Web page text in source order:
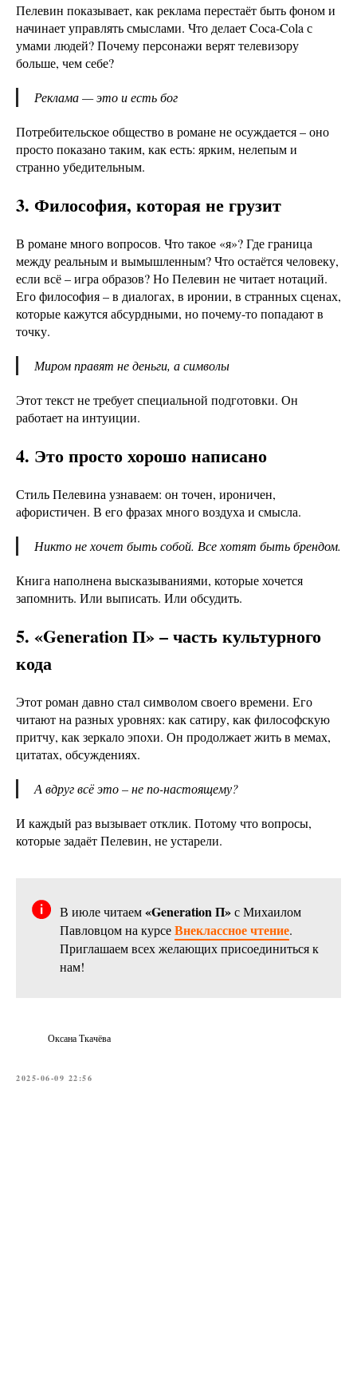
Пелевин показывает, как реклама перестаёт быть фоном и
начинает управлять смыслами. Что делает Coca-Cola с
умами людей? Почему персонажи верят телевизору
больше, чем себе?
Реклама — это и есть бог
Потребительское общество в романе не осуждается – оно
просто показано таким, как есть: ярким, нелепым и
странно убедительным.
3. Философия, которая не грузит
В романе много вопросов. Что такое «я»? Где граница
между реальным и вымышленным? Что остаётся человеку,
если всё – игра образов? Но Пелевин не читает нотаций.
Его философия – в диалогах, в иронии, в странных сценах,
которые кажутся абсурдными, но почему-то попадают в
точку.
Миром правят не деньги, а символы
Этот текст не требует специальной подготовки. Он
работает на интуиции.
4. Это просто хорошо написано
Стиль Пелевина узнаваем: он точен, ироничен,
афористичен. В его фразах много воздуха и смысла.
Никто не хочет быть собой. Все хотят быть брендом.
Книга наполнена высказываниями, которые хочется
запомнить. Или выписать. Или обсудить.
5. «Generation П» – часть культурного
кода
Этот роман давно стал символом своего времени. Его
читают на разных уровнях: как сатиру, как философскую
притчу, как зеркало эпохи. Он продолжает жить в мемах,
цитатах, обсуждениях.
А вдруг всё это – не по-настоящему?
И каждый раз вызывает отклик. Потому что вопросы,
которые задаёт Пелевин, не устарели.
В июле читаем«Generation П»с Михаилом
Павловцом на курсеВнеклассное чтение.
Приглашаем всех желающих присоединиться к
нам!
Оксана Ткачёва
2025-06-09 22:56